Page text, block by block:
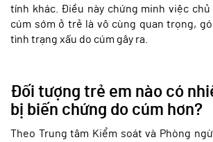
tính khác. Điều này chứng minh việc
cúm sớm ở trẻ là vô cùng quan trọng,
tình trạng xấu do cúm gây ra.
Đối tượng trẻ em nào có
bị biến chứng do cúm hơn?
Theo Trung tâm Kiểm soát và Phòng